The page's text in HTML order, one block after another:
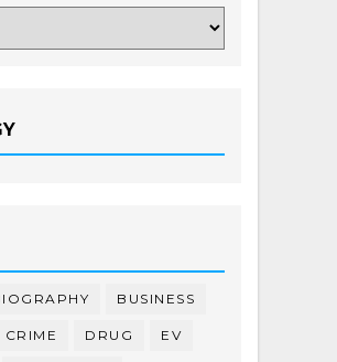
BUSINESS
CRIME DRUG EV